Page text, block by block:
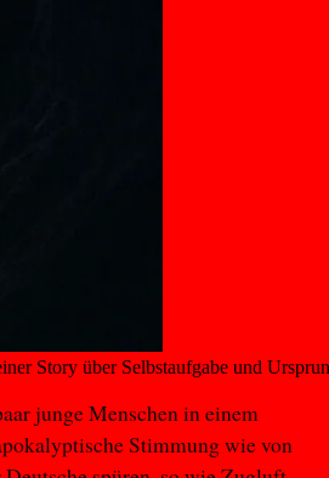
Story über Selbstaufgabe und
junge Menschen in einem
Stimmung wie von